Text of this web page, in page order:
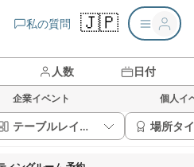
私の質問 🇯🇵
人数 日付
企業イベント 個人イ
テーブルレイアウト 場所タ